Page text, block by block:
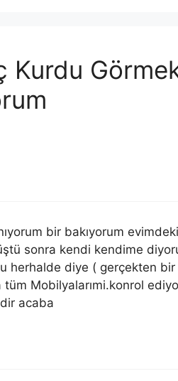
Kurdu
bir bakıyorum
sonra kendi kendime
herhalde diye ( gerçekten
Mobilyalarımi.konrol
acaba